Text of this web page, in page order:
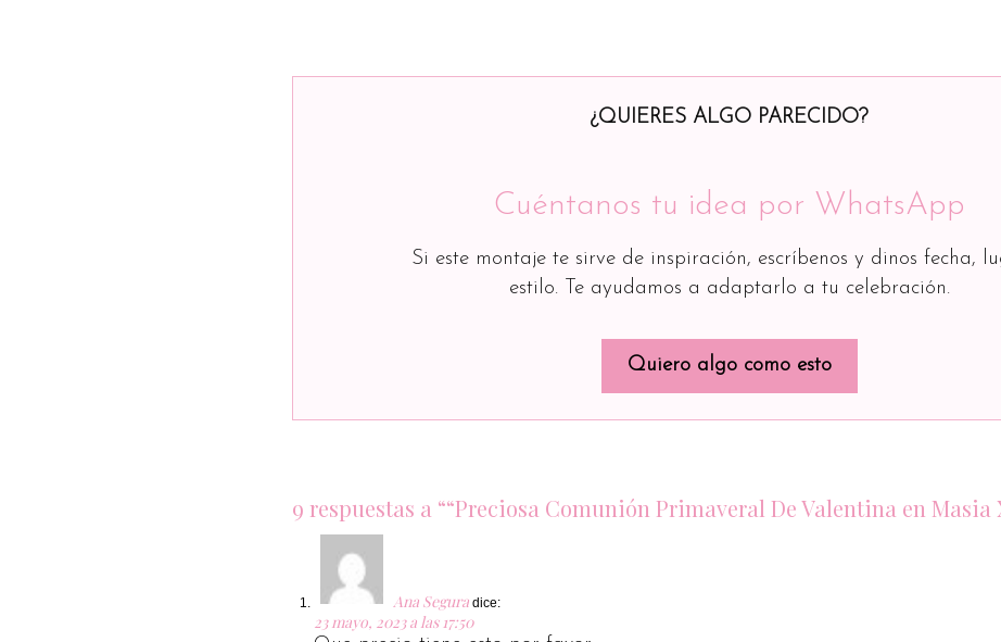
¿QUIERES ALGO PARECIDO?
Cuéntanos tu idea por WhatsApp
Si este montaje te sirve de inspiración, escríbenos y dinos fecha,
estilo. Te ayudamos a adaptarlo a tu celebración.
Quiero algo como esto
9 respuestas a ““Preciosa Comunión Primaveral De Valentina en Masia
Ana Segura dice:
23 mayo, 2023 a las 17:50